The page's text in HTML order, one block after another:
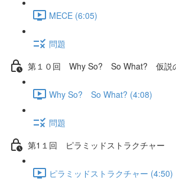
MECE (6:05)
問題
第１０回 Why So? So What? 仮説
Why So? So What? (4:08)
問題
第1１回 ピラミッドストラクチャー
ピラミッドストラクチャー (4:50)